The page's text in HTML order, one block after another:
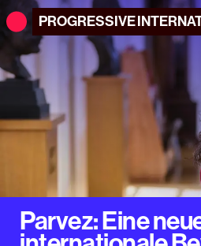
PROGRESSIVE
Parvez: Eine